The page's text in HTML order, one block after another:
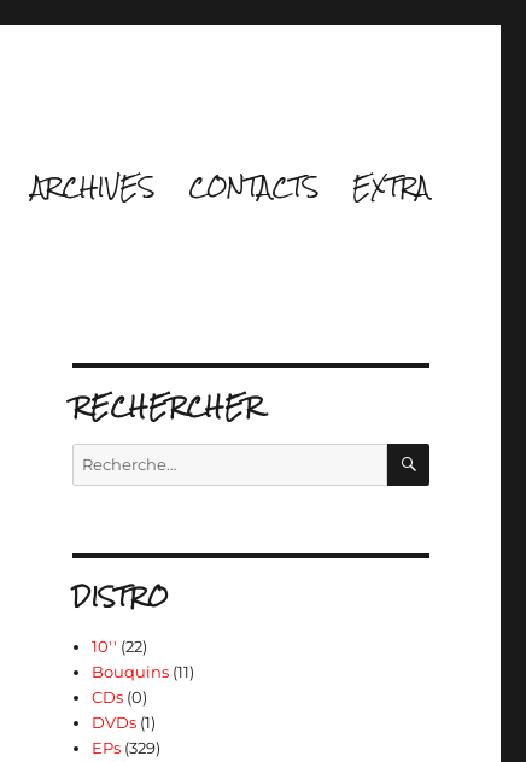
ARCHIVES CONTACTS EXTRA
RECHERCHER
Recherche
DISTRO
10'' (22)
Bouquins (11)
CDs (0)
DVDs (1)
EPs (329)